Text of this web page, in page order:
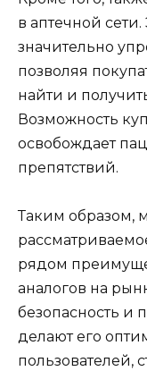
в аптечной сети.
значительно
позволяя
найти и
Возможность
освобождает
препятствий.
Таким образом,
рядом
аналогов на
безопасность и
делают его
пользователей,